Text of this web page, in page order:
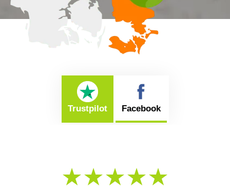
Trustpilot Facebook